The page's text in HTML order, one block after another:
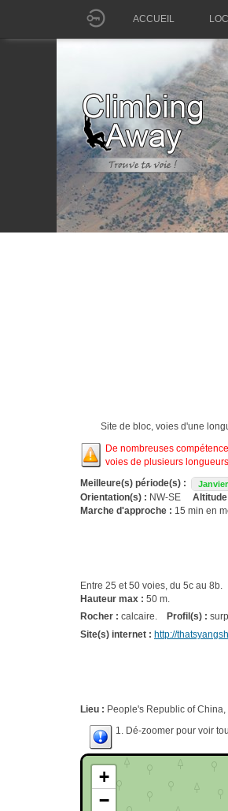
ACCUEIL
Site de bloc, voies d'une
De nombreuses
voies de plusieurs
Meilleure(s) période(s) :
Janvier
Orientation(s) : NW-SE
Marche d'approche : 15 min en
Entre 25 et 50 voies, du 5c au 8b.
Hauteur max : 50 m.
Rocher : calcaire. Profil(s) :
Site(s) internet : http://
Lieu : People's Republic of
1. Dé-zoomer pour voir
+
−